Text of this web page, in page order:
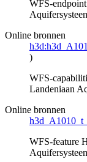
WFS-
Online bronnen
)
WFS-
Landeniaan
Online bronnen
WFS-feature